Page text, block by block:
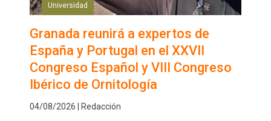
Universidad
Granada reunirá a expertos de
España y Portugal en el XXVII
Congreso Español y VIII Congreso
Ibérico de Ornitología
04/08/2026 | Redacción